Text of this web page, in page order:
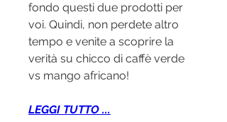
fondo questi due prodotti per
voi. Quindi, non perdete altro
tempo e venite a scoprire la
verità su chicco di caffè verde
vs mango africano!
LEGGI TUTTO ...